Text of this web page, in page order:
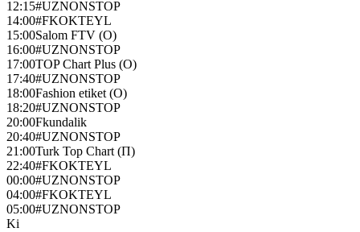
12:15#UZNONSTOP
14:00#FKOKTEYL
15:00Salom FTV (О)
16:00#UZNONSTOP
17:00TOP Chart Plus (O)
17:40#UZNONSTOP
18:00Fashion etiket (О)
18:20#UZNONSTOP
20:00Fkundalik
20:40#UZNONSTOP
21:00Turk Top Chart (П)
22:40#FKOKTEYL
00:00#UZNONSTOP
04:00#FKOKTEYL
05:00#UZNONSTOP
Ki